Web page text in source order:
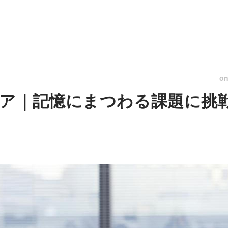
｜記憶にまつわる課題に挑